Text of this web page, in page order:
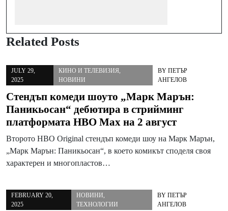
Related Posts
JULY 29,
2025
КИНО И ТЕЛЕВИЗИЯ,
НОВИНИ
BY ПЕТЪР
АНГЕЛОВ
Стендъп комеди шоуто „Марк Марън:
Паникьосан“ дебютира в стрийминг
платформата HBO Max на 2 август
Второто HBO Original стендъп комеди шоу на Марк Марън,
„Марк Марън: Паникьосан“, в което комикът споделя своя
характерен и многопластов…
FEBRUARY 20,
2025
НОВИНИ
ТЕХНОЛОГИИ
BYПЕТЪР
АНГЕЛОВ